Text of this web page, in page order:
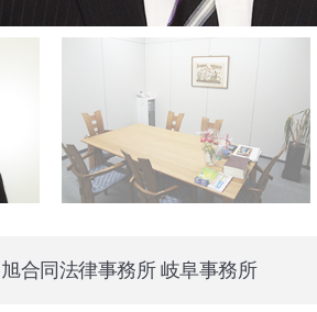
旭合同法律事務所 岐阜事務所